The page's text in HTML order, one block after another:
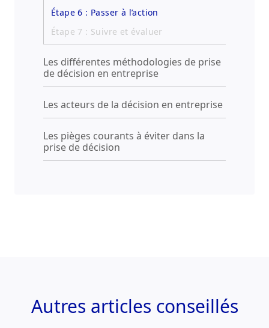
Étape 6 : Passer à l’action
Étape 7 : Suivre et évaluer
Les différentes méthodologies de prise
de décision en entreprise
Les acteurs de la décision en entreprise
Les pièges courants à éviter dans la
prise de décision
Autres articles conseillés